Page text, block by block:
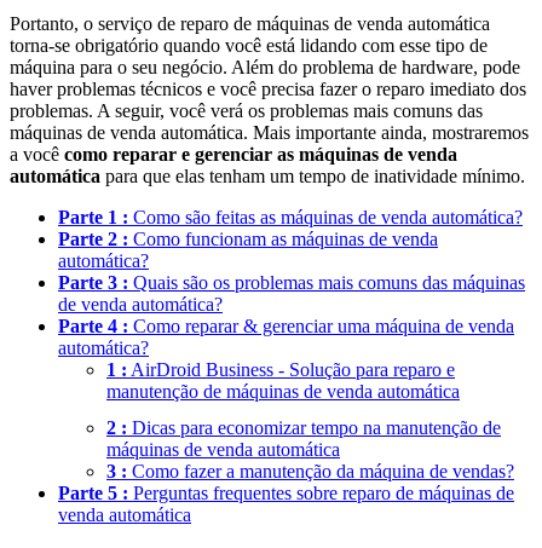
Portanto, o serviço de reparo de máquinas de venda automática
torna-se obrigatório quando você está lidando com esse tipo de
máquina para o seu negócio. Além do problema de hardware, pode
haver problemas técnicos e você precisa fazer o reparo imediato dos
problemas. A seguir, você verá os problemas mais comuns das
máquinas de venda automática. Mais importante ainda, mostraremos
a você como reparar e gerenciar as máquinas de venda
automática para que elas tenham um tempo de inatividade mínimo.
Parte 1 : Como são feitas as máquinas de venda automática?
Parte 2 : Como funcionam as máquinas de venda
automática?
Parte 3 : Quais são os problemas mais comuns das máquinas
de venda automática?
Parte 4 : Como reparar & gerenciar uma máquina de venda
automática?
1 : AirDroid Business - Solução para reparo e
manutenção de máquinas de venda automática
2 : Dicas para economizar tempo na manutenção de
máquinas de venda automática
3 : Como fazer a manutenção da máquina de vendas?
Parte 5 : Perguntas frequentes sobre reparo de máquinas de
venda automática